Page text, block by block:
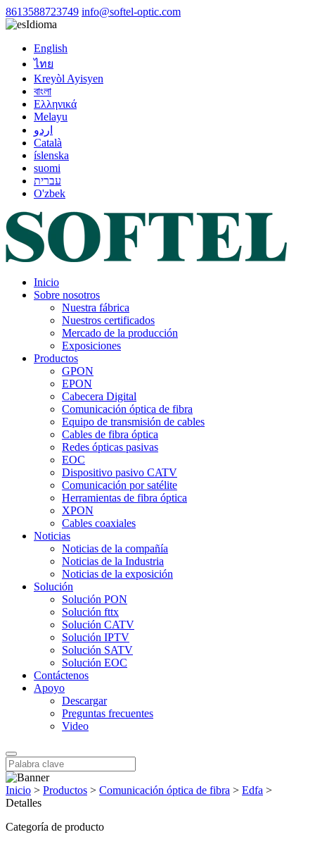
8613588723749 info@softel-optic.com
Idioma
English
ไทย
Kreyòl Ayisyen
বাংলা
Ελληνικά
Melayu
اردو
Català
íslenska
suomi
עברית
O'zbek
Inicio
Sobre nosotros
Nuestra fábrica
Nuestros certificados
Mercado de la producción
Exposiciones
Productos
GPON
EPON
Cabecera Digital
Comunicación óptica de fibra
Equipo de transmisión de cables
Cables de fibra óptica
Redes ópticas pasivas
EOC
Dispositivo pasivo CATV
Comunicación por satélite
Herramientas de fibra óptica
XPON
Cables coaxiales
Noticias
Noticias de la compañía
Noticias de la Industria
Noticias de la exposición
Solución
Solución PON
Solución fttx
Solución CATV
Solución IPTV
Solución SATV
Solución EOC
Contáctenos
Apoyo
Descargar
Preguntas frecuentes
Video
Inicio > Productos > Comunicación óptica de fibra > Edfa >
Detalles
Categoría de producto